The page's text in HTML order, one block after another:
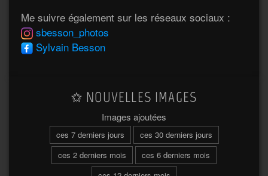
Me suivre également sur les réseaux sociaux :
sbesson_photos
Sylvain Besson
NOUVELLES IMAGES
Images ajoutées
ces 7 derniers jours
ces 30 derniers jours
ces 2 derniers mois
ces 6 derniers mois